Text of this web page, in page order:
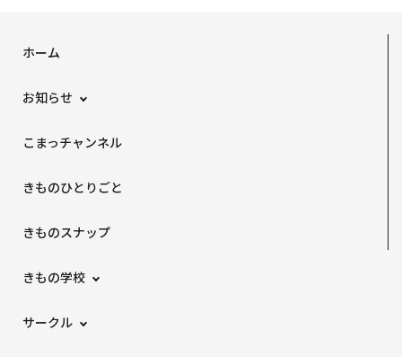
ホーム
お知らせ
こまっチャンネル
きものひとりごと
きものスナップ
きもの学校
サークル